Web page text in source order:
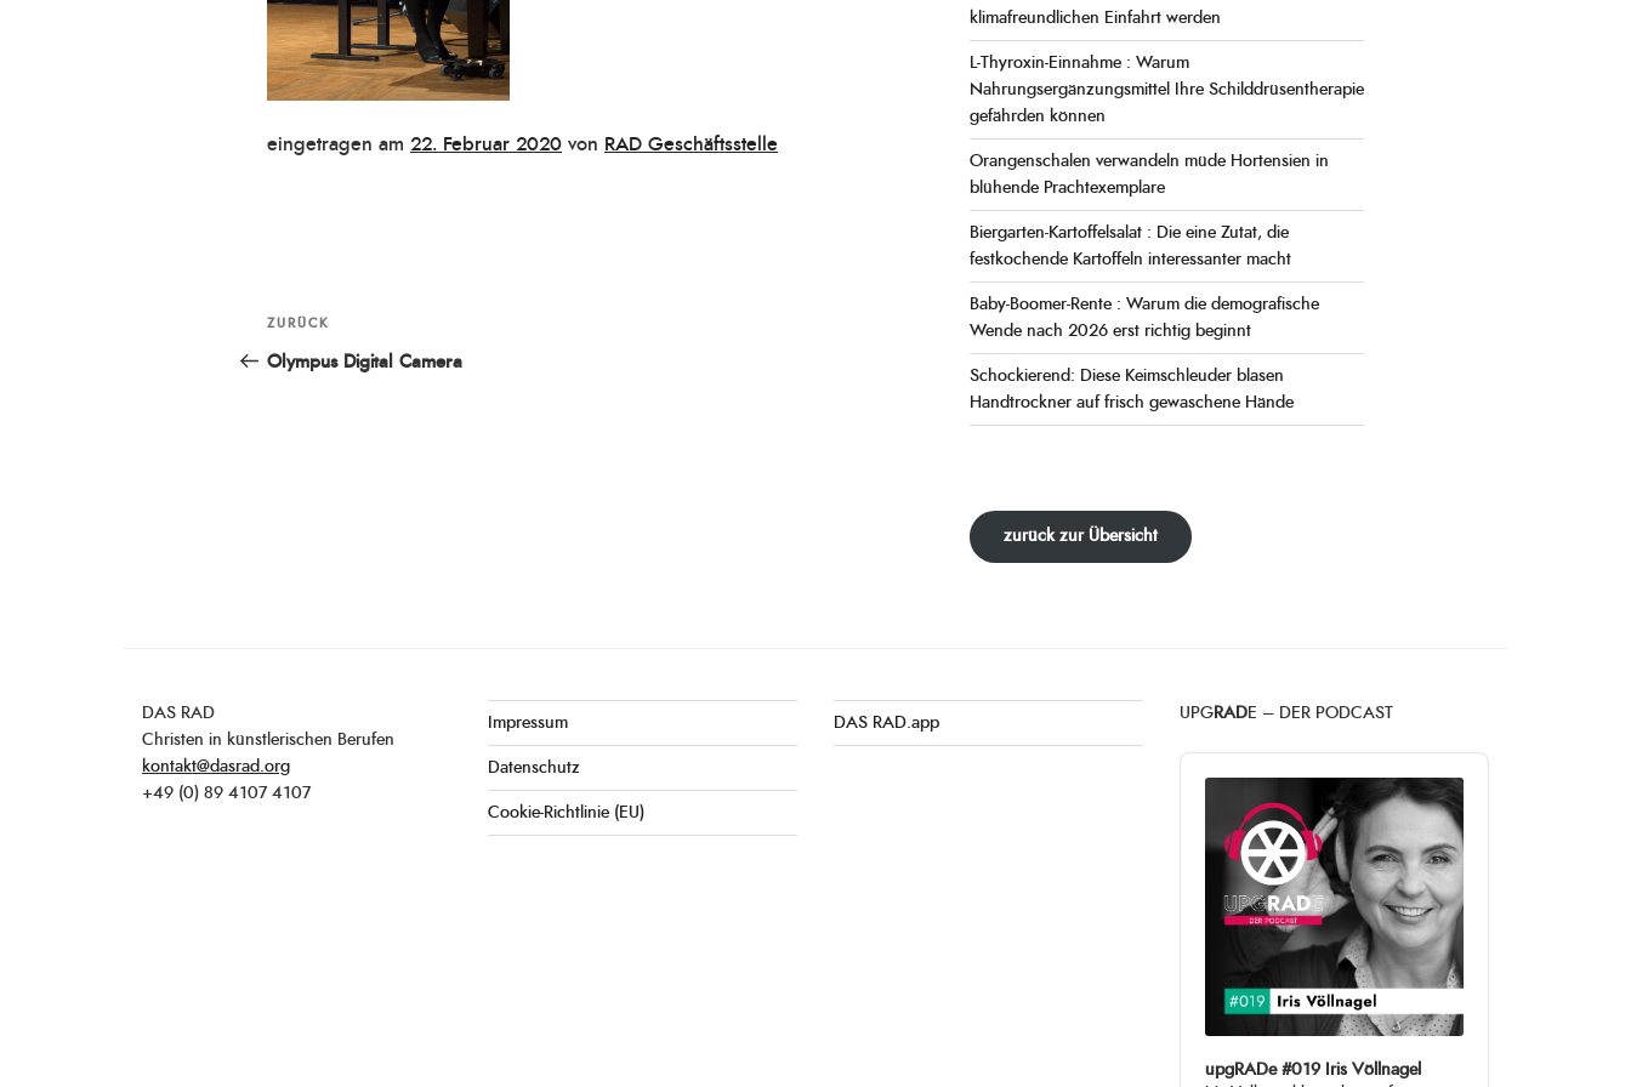
eingetragen am Veröffentlicht
22. Februar 2020 von RAD Geschäftsstelle
Beitragsnavigation
Vorheriger
Beitrag
ZURÜCK
Olympus Digital Camera
klimafreundlichen Einfahrt werden
L-Thyroxin-Einnahme : Warum
Nahrungsergänzungsmittel Ihre Schilddrüsentherapie
gefährden können
Orangenschalen verwandeln müde Hortensien in
blühende Prachtexemplare
Biergarten-Kartoffelsalat : Die eine Zutat, die
festkochende Kartoffeln interessanter macht
Baby-Boomer-Rente : Warum die demografische
Wende nach 2026 erst richtig beginnt
Schockierend: Diese Keimschleuder blasen
Handtrockner auf frisch gewaschene Hände
zurück zur Übersicht
DAS RAD
Christen in künstlerischen Berufen
kontakt@dasrad.org
+49 (0) 89 4107 4107
Impressum
Datenschutz
Cookie-Richtlinie (EU)
DAS RAD.app
UPG RADE – DER PODCAST
Audio
Player
upgRADe #019 Iris Völlnagel